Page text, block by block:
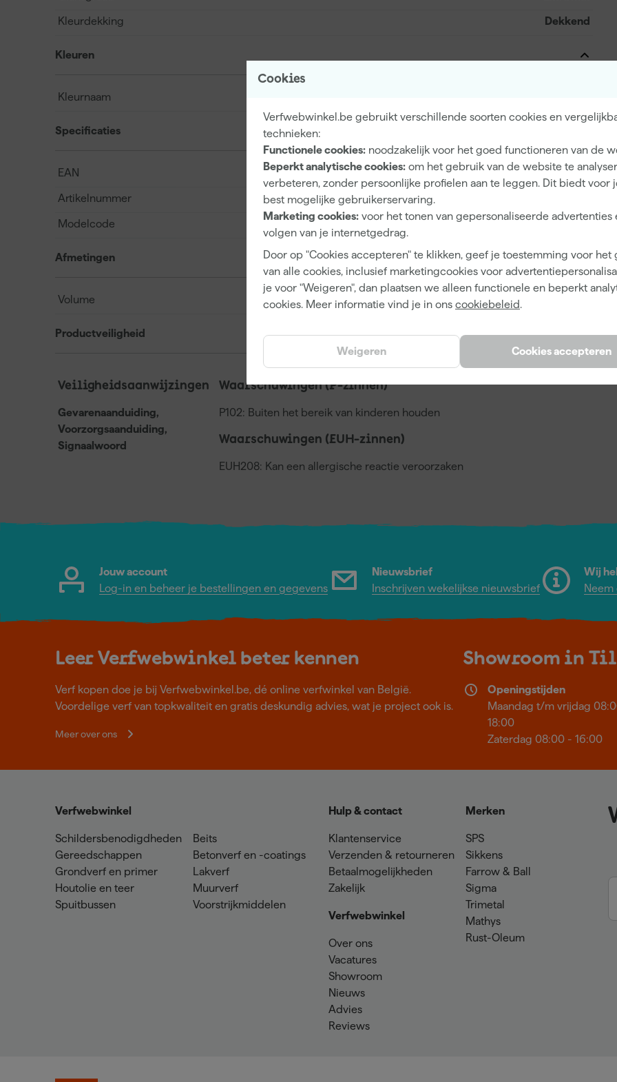
Cookies
Verfwebwinkel.be gebruikt verschillende soorten cookies en
technieken:
Functionele cookies: noodzakelijk voor het goed functioneren van de
Beperkt analytische cookies: om het gebruik van de website te
verbeteren, zonder persoonlijke profielen aan te leggen. Dit biedt voor
best mogelijke gebruikerservaring.
Marketing cookies: voor het tonen van gepersonaliseerde advertenties
volgen van je internetgedrag.
Door op "Cookies accepteren" te klikken, geef je toestemming voor het
van alle cookies, inclusief marketingcookies voor
je voor "Weigeren", dan plaatsen we alleen functionele en beperkt
cookies. Meer informatie vind je in ons cookiebeleid.
Cookies accepteren
Weigeren
Kleurdekking Dekkend
Kleuren
Kleurnaam
Specificaties
EAN 5029496400229
Artikelnummer
Modelcode 231018363
Afmetingen
Volume
Productveiligheid
Veiligheidsaanwijzingen
Gevarenaanduiding,
Voorzorgsaanduiding,
Signaalwoord
Waarschuwingen (P-zinnen)
P102: Buiten het bereik van kinderen houden
Waarschuwingen (EUH-zinnen)
EUH208: Kan een allergische reactie veroorzaken
Jouw account
Log-in en beheer je bestellingen en gegevens
Nieuwsbrief
Inschrijven wekelijkse nieuwsbrief
Wij
Leer Verfwebwinkel beter kennen
Verf kopen doe je bij Verfwebwinkel.be, dé online verfwinkel van België.
Voordelige verf van topkwaliteit en gratis deskundig advies, wat je project ook is.
Meer over ons
Showroom in
Openingstijden
Maandag t/m vrijdag
18:00
Zaterdag 08:00 - 16:00
Verfwebwinkel
Schildersbenodigdheden
Gereedschappen
Grondverf en primer
Houtolie en teer
Spuitbussen
Beits
Betonverf en -coatings
Lakverf
Muurverf
Voorstrijkmiddelen
Hulp & contact
Klantenservice
Verzenden & retourneren
Betaalmogelijkheden
Zakelijk
Verfwebwinkel
Over ons
Vacatures
Showroom
Nieuws
Advies
Reviews
Merken
SPS
Sikkens
Farrow & Ball
Sigma
Trimetal
Mathys
Rust-Oleum